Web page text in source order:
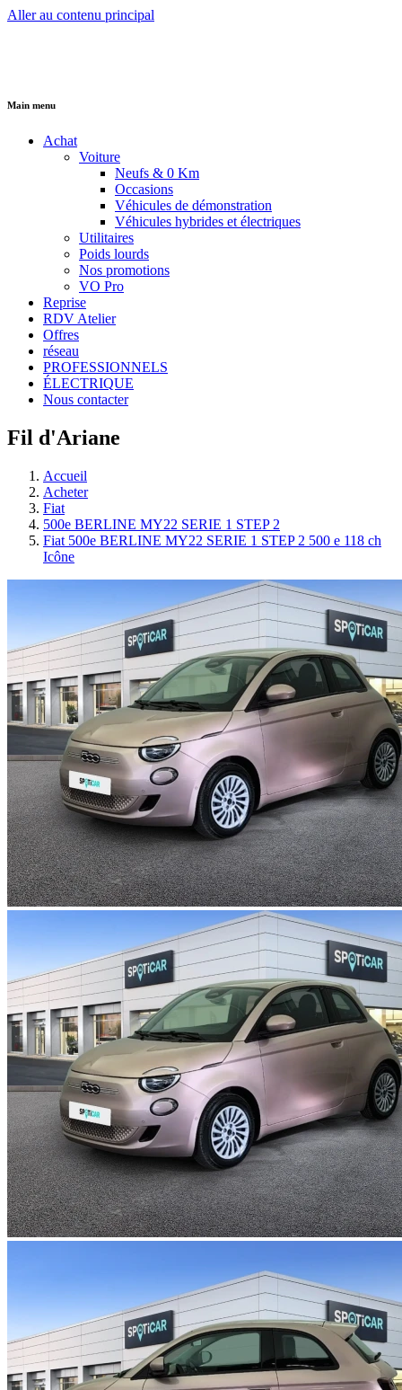
Aller au contenu principal
Main menu
Achat
Voiture
Neufs & 0 Km
Occasions
Véhicules de démonstration
Véhicules hybrides et électriques
Utilitaires
Poids lourds
Nos promotions
VO Pro
Reprise
RDV Atelier
Offres
réseau
PROFESSIONNELS
ÉLECTRIQUE
Nous contacter
Fil d'Ariane
Accueil
Acheter
Fiat
500e BERLINE MY22 SERIE 1 STEP 2
Fiat 500e BERLINE MY22 SERIE 1 STEP 2 500 e 118 ch
Icône